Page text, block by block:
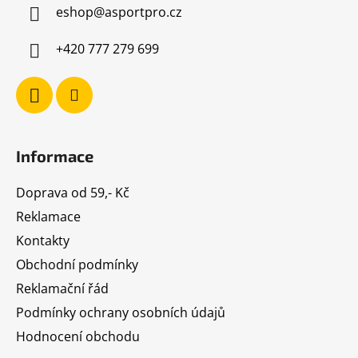
eshop@asportpro.cz
+420 777 279 699
Informace
Doprava od 59,- Kč
Reklamace
Kontakty
Obchodní podmínky
Reklamační řád
Podmínky ochrany osobních údajů
Hodnocení obchodu